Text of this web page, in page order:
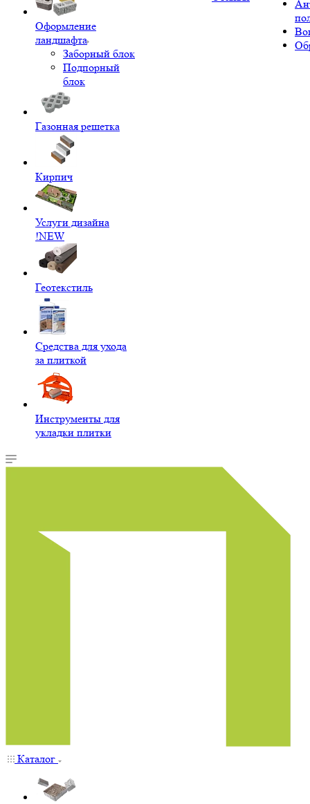
Оформление
ландшафта
Заборный блок
Подпорный
блок
Газонная решетка
Кирпич
Услуги дизайна
!NEW
Геотекстиль
Средства для ухода
за плиткой
Инструменты для
укладки плитки
Каталог